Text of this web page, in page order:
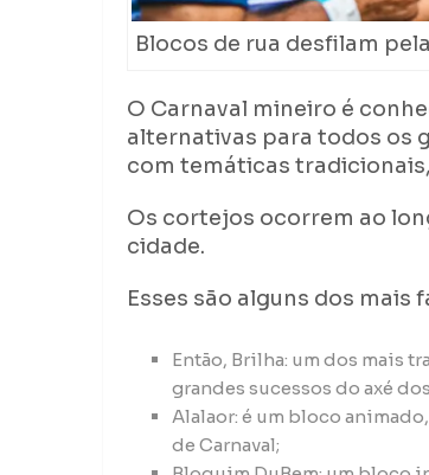
Blocos de rua desfilam
O Carnaval mineiro é
alternativas para todos os
com temáticas
Os cortejos ocorrem ao
cidade.
Esses são alguns dos
Então, Brilha: um dos mais
grandes sucessos do axé
Alalaor: é um bloco
de Carnaval;